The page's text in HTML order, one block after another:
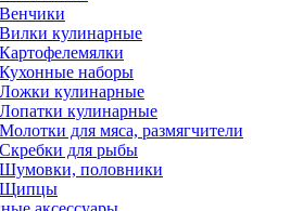
Венчики
Вилки кулинарные
Картофелемялки
Кухонные наборы
Ложки кулинарные
Лопатки кулинарные
Молотки для мяса, размягчители
Скребки для рыбы
Шумовки, половники
Щипцы